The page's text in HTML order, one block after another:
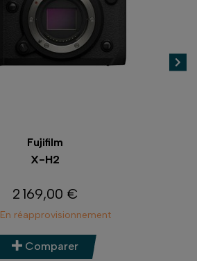
Fujifilm
X-H2
Prix
2 169,00 €
En réapprovisionnement
Comparer